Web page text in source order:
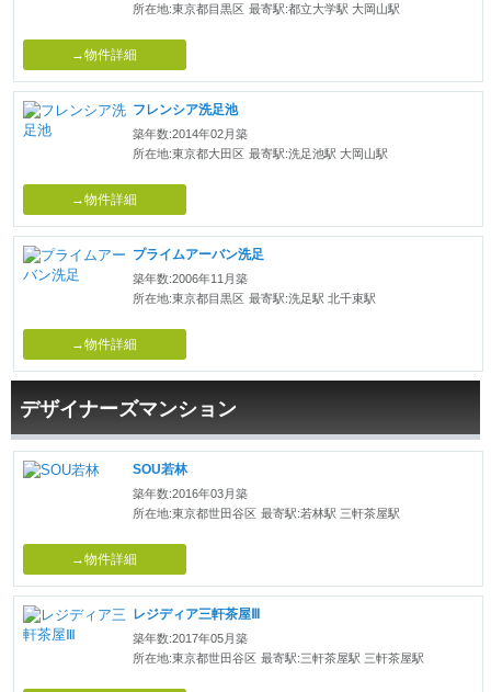
所在地:東京都目黒区 最寄駅:都立大学駅 大岡山駅
→物件詳細
フレンシア洗足池
築年数:2014年02月築
所在地:東京都大田区 最寄駅:洗足池駅 大岡山駅
→物件詳細
プライムアーバン洗足
築年数:2006年11月築
所在地:東京都目黒区 最寄駅:洗足駅 北千束駅
→物件詳細
デザイナーズマンション
SOU若林
築年数:2016年03月築
所在地:東京都世田谷区 最寄駅:若林駅 三軒茶屋駅
→物件詳細
レジディア三軒茶屋Ⅲ
築年数:2017年05月築
所在地:東京都世田谷区 最寄駅:三軒茶屋駅 三軒茶屋駅